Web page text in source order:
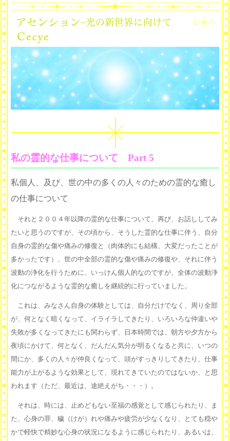
私の霊的な仕事について Part 5
私個人、及び、世の中の多くの人々のための霊的な癒し
の仕事について
それと２００４年以降の霊的な仕事について、再び、お話ししてみ
たいと思うのですが、その頃から、そうした霊的な仕事に伴う、自分
自身の霊的な傷や痛みの修復と（肉体的にも結構、大変だったことが
多かったです）、世の中全部の霊的な傷や痛みの修復や、それに伴う
波動の浄化を行うために、いっけん個人的なのですが、全体の波動浄
化につながるような霊的な癒しを継続的に行っていました。
これは、みなさん自身の体験としては、自分だけでなく、周り全部
が、何となく暗くなって、イライラしてきたり、いろいろな仲違いや
失敗が多くなってきたにも関わらず、日本時間では、朝方や夕方から
夜頃にかけて、何となく、だんだん気分が明るくなると共に、いつの
間にか、多くの人々が仲良くなって、頭がすっきりしてきたり、仕事
能力が上がるような効果として、現れてきていたのではないか、と思
われます（ただ、最近は、途絶えがち・・・）。
それは、時には、止めどもない至福の感覚として感じられたり、ま
た、心身の罪、穢（けが）れや痛みや疲労が少なくなり、とても穏や
かで軽快で精妙な心身の状況になるように感じられたり、あるいは、